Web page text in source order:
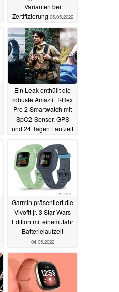
Varianten bei
Zertifizierung 05.05.2022
Ein Leak enthüllt die
robuste Amazfit T-Rex
Pro 2 Smartwatch mit
SpO2-Sensor, GPS
und 24 Tagen Laufzeit
Garmin präsentiert die
Vivofit jr. 3 Star Wars
Edition mit einem Jahr
Batterielaufzeit
04.05.2022